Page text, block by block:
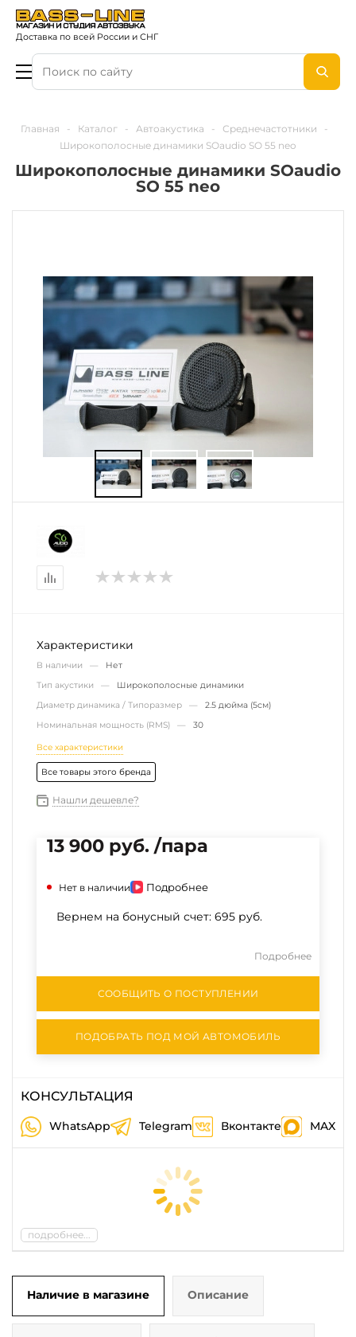
Доставка по всей России и СНГ
Главная - Каталог - Автоакустика - Среднечастотники
-
Широкополосные динамики SOaudio SO 55 neo
Широкополосные динамики SOaudio
SO 55 neo
Характеристики
В наличии — Нет
Тип акустики — Широкополосные динамики
Диаметр динамика / Типоразмер — 2.5 дюйма (5см)
Номинальная мощность (RMS) — 30
Все характеристики
Все товары этого бренда
Нашли дешевле?
13 900 руб. /пара
Нет в наличии Подробнее
Вернем на бонусный счет: 695 руб.
Подробнее
СООБЩИТЬ О ПОСТУПЛЕНИИ
ПОДОБРАТЬ ПОД МОЙ АВТОМОБИЛЬ
КОНСУЛЬТАЦИЯ
WhatsApp Telegram Вконтакте MAX
подробнее...
Наличие в магазине Описание